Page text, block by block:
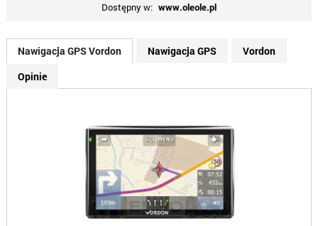
Dostępny w: www.oleole.pl
Nawigacja GPS Vordon Nawigacja GPS
Vordon
Opinie